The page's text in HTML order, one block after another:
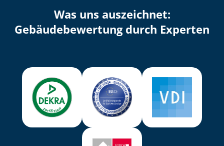
Was uns auszeichnet:
Ge­bäu­de­be­wer­tung durch Experten